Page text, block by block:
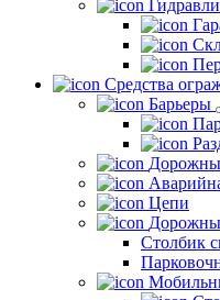
Средства
Барьеры
Цепи
Столбик